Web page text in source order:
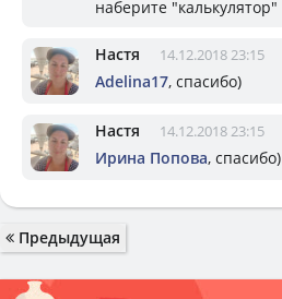
наберите "калькулятор"
Настя 14.12.2018 23:15
Adelina17, спасибо)
Настя 14.12.2018 23:15
Ирина Попова, спасибо)
Предыдущая